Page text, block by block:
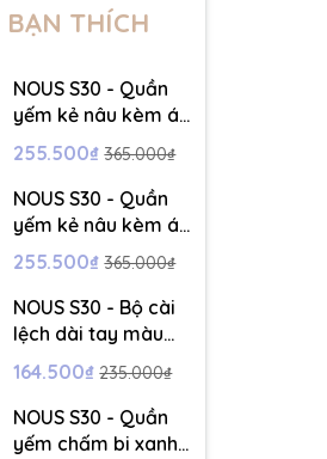
BẠN THÍCH
NOUS S30 - Quần
yếm kẻ nâu kèm áo
dài tay màu trắng -
3-6M - SS26.T5C
255.500₫ 365.000₫
NOUS S30 - Quần
yếm kẻ nâu kèm áo
dài tay màu trắng -
6-9M - SS26.T5C
255.500₫ 365.000₫
NOUS S30 - Bộ cài
lệch dài tay màu
vàng thêu trang trí
- 12-18M - SS26.T5C
164.500₫ 235.000₫
NOUS S30 - Quần
yếm chấm bi xanh